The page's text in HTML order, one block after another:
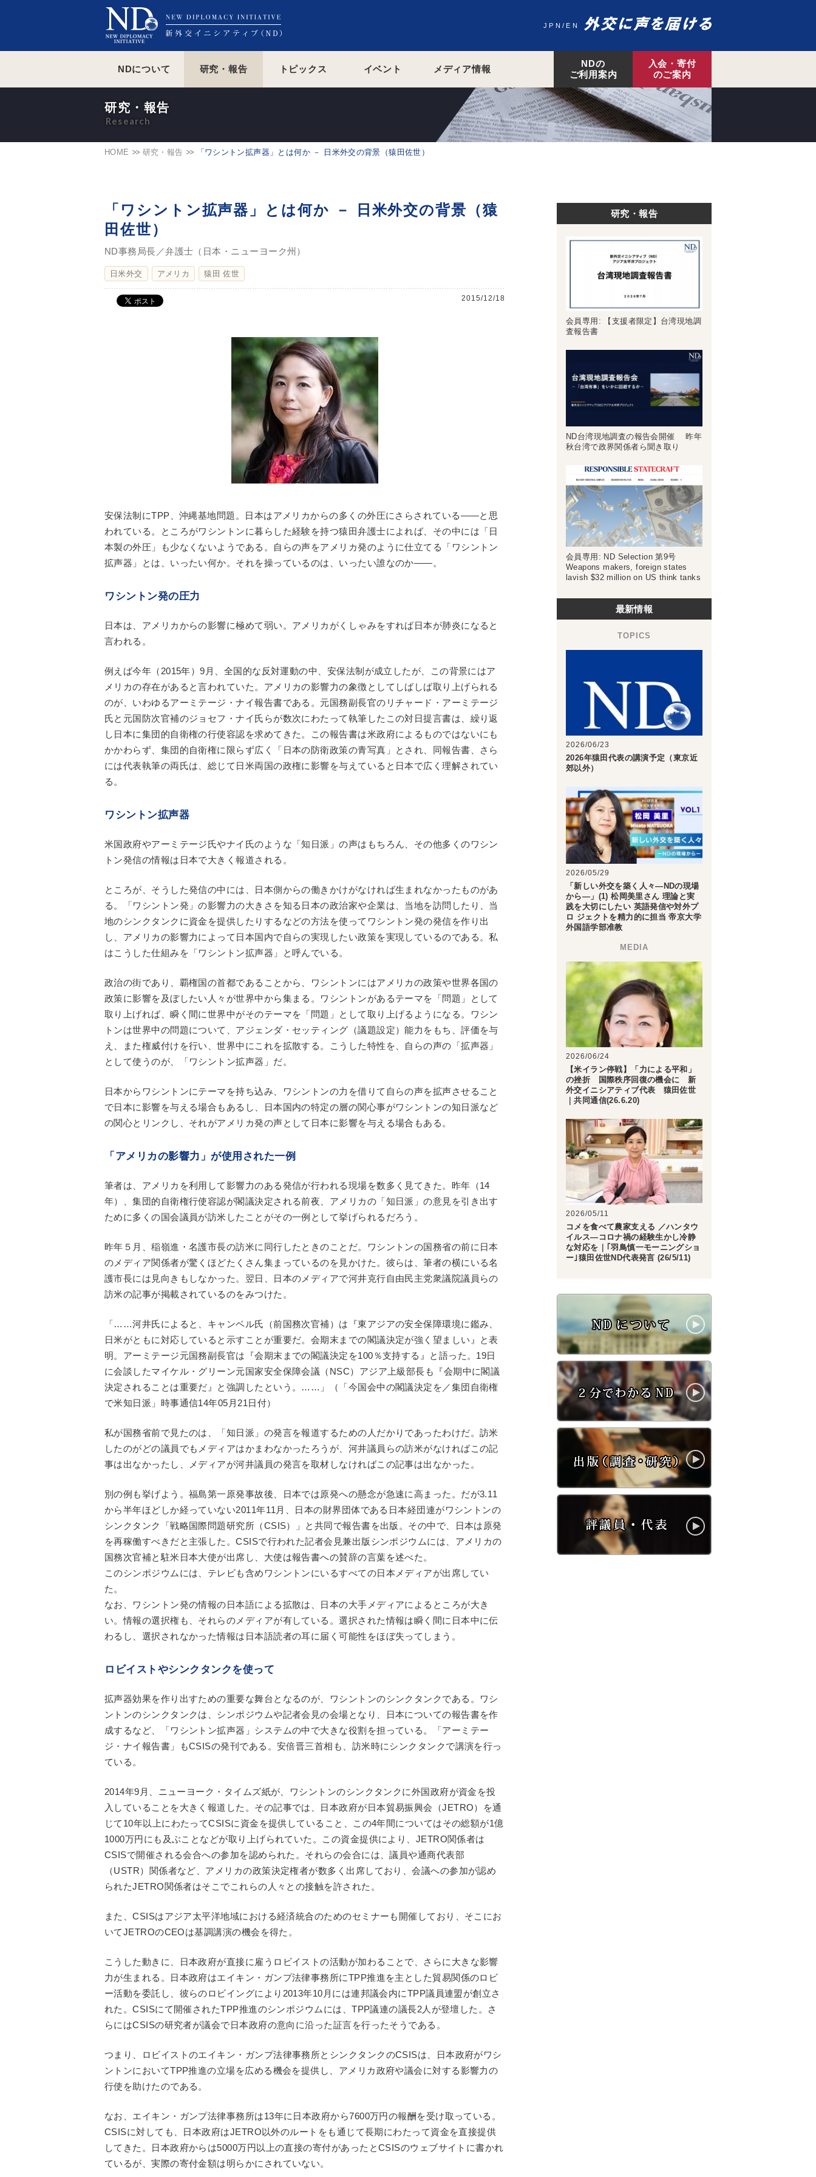
JPN EN
NDについて 研究・報告 トピックス イベント メディア情報
NDの
ご利用案内
入会・寄付
のご案内
HOME 研究・報告 「ワシントン拡声器」とは何か － 日米外交の背景（猿田佐世）
研究・報告
「ワシントン拡声器」とは何か － 日米外交の背景（猿
田佐世）
ND事務局長／弁護士（日本・ニューヨーク州）
日米外交 アメリカ 猿田 佐世
2015/12/18
安保法制にTPP、沖縄基地問題。日本はアメリカからの多くの外圧にさらされている――と思
われている。ところがワシントンに暮らした経験を持つ猿田弁護士によれば、その中には「日
本製の外圧」も少なくないようである。自らの声をアメリカ発のように仕立てる「ワシントン
拡声器」とは、いったい何か。それを操っているのは、いったい誰なのか――。
ワシントン発の圧力
日本は、アメリカからの影響に極めて弱い。アメリカがくしゃみをすれば日本が肺炎になると
言われる。
例えば今年（2015年）9月、全国的な反対運動の中、安保法制が成立したが、この背景にはア
メリカの存在があると言われていた。アメリカの影響力の象徴としてしばしば取り上げられる
のが、いわゆるアーミテージ・ナイ報告書である。元国務副長官のリチャード・アーミテージ
氏と元国防次官補のジョセフ・ナイ氏らが数次にわたって執筆したこの対日提言書は、繰り返
し日本に集団的自衛権の行使容認を求めてきた。この報告書は米政府によるものではないにも
かかわらず、集団的自衛権に限らず広く「日本の防衛政策の青写真」とされ、同報告書、さら
には代表執筆の両氏は、総じて日米両国の政権に影響を与えていると日本で広く理解されてい
る。
ワシントン拡声器
米国政府やアーミテージ氏やナイ氏のような「知日派」の声はもちろん、その他多くのワシン
トン発信の情報は日本で大きく報道される。
ところが、そうした発信の中には、日本側からの働きかけがなければ生まれなかったものがあ
る。「ワシントン発」の影響力の大きさを知る日本の政治家や企業は、当地を訪問したり、当
地のシンクタンクに資金を提供したりするなどの方法を使ってワシントン発の発信を作り出
し、アメリカの影響力によって日本国内で自らの実現したい政策を実現しているのである。私
はこうした仕組みを「ワシントン拡声器」と呼んでいる。
政治の街であり、覇権国の首都であることから、ワシントンにはアメリカの政策や世界各国の
政策に影響を及ぼしたい人々が世界中から集まる。ワシントンがあるテーマを「問題」として
取り上げれば、瞬く間に世界中がそのテーマを「問題」として取り上げるようになる。ワシン
トンは世界中の問題について、アジェンダ・セッティング（議題設定）能力をもち、評価を与
え、また権威付けを行い、世界中にこれを拡散する。こうした特性を、自らの声の「拡声器」
として使うのが、「ワシントン拡声器」だ。
日本からワシントンにテーマを持ち込み、ワシントンの力を借りて自らの声を拡声させること
で日本に影響を与える場合もあるし、日本国内の特定の層の関心事がワシントンの知日派など
の関心とリンクし、それがアメリカ発の声として日本に影響を与える場合もある。
「アメリカの影響力」が使用された一例
筆者は、アメリカを利用して影響力のある発信が行われる現場を数多く見てきた。昨年（14
年）、集団的自衛権行使容認が閣議決定される前夜、アメリカの「知日派」の意見を引き出す
ために多くの国会議員が訪米したことがその一例として挙げられるだろう。
昨年５月、稲嶺進・名護市長の訪米に同行したときのことだ。ワシントンの国務省の前に日本
のメディア関係者が驚くほどたくさん集まっているのを見かけた。彼らは、筆者の横にいる名
護市長には見向きもしなかった。翌日、日本のメディアで河井克行自由民主党衆議院議員らの
訪米の記事が掲載されているのをみつけた。
「……河井氏によると、キャンベル氏（前国務次官補）は『東アジアの安全保障環境に鑑み、
日米がともに対応していると示すことが重要だ。会期末までの閣議決定が強く望ましい』と表
明。アーミテージ元国務副長官は『会期末までの閣議決定を100％支持する』と語った。19日
に会談したマイケル・グリーン元国家安全保障会議（NSC）アジア上級部長も『会期中に閣議
決定されることは重要だ』と強調したという。……」（「今国会中の閣議決定を／集団自衛権
で米知日派」時事通信14年05月21日付）
私が国務省前で見たのは、「知日派」の発言を報道するための人だかりであったわけだ。訪米
したのがどの議員でもメディアはかまわなかったろうが、河井議員らの訪米がなければこの記
事は出なかったし、メディアが河井議員の発言を取材しなければこの記事は出なかった。
別の例も挙げよう。福島第一原発事故後、日本では原発への懸念が急速に高まった。だが3.11
から半年ほどしか経っていない2011年11月、日本の財界団体である日本経団連がワシントンの
シンクタンク「戦略国際問題研究所（CSIS）」と共同で報告書を出版。その中で、日本は原発
を再稼働すべきだと主張した。CSISで行われた記者会見兼出版シンポジウムには、アメリカの
国務次官補と駐米日本大使が出席し、大使は報告書への賛辞の言葉を述べた。
このシンポジウムには、テレビも含めワシントンにいるすべての日本メディアが出席してい
た。
なお、ワシントン発の情報の日本語による拡散は、日本の大手メディアによるところが大き
い。情報の選択権も、それらのメディアが有している。選択された情報は瞬く間に日本中に伝
わるし、選択されなかった情報は日本語読者の耳に届く可能性をほぼ失ってしまう。
ロビイストやシンクタンクを使って
拡声器効果を作り出すための重要な舞台となるのが、ワシントンのシンクタンクである。ワシ
ントンのシンクタンクは、シンポジウムや記者会見の会場となり、日本についての報告書を作
成するなど、「ワシントン拡声器」システムの中で大きな役割を担っている。「アーミテー
ジ・ナイ報告書」もCSISの発刊である。安倍晋三首相も、訪米時にシンクタンクで講演を行っ
ている。
2014年9月、ニューヨーク・タイムズ紙が、ワシントンのシンクタンクに外国政府が資金を投
入していることを大きく報道した。その記事では、日本政府が日本貿易振興会（JETRO）を通
じて10年以上にわたってCSISに資金を提供していること、この4年間についてはその総額が1億
1000万円にも及ぶことなどが取り上げられていた。この資金提供により、JETRO関係者は
CSISで開催される会合への参加を認められた。それらの会合には、議員や通商代表部
（USTR）関係者など、アメリカの政策決定権者が数多く出席しており、会議への参加が認め
られたJETRO関係者はそこでこれらの人々との接触を許された。
また、CSISはアジア太平洋地域における経済統合のためのセミナーも開催しており、そこにお
いてJETROのCEOは基調講演の機会を得た。
こうした動きに、日本政府が直接に雇うロビイストの活動が加わることで、さらに大きな影響
力が生まれる。日本政府はエイキン・ガンプ法律事務所にTPP推進を主とした貿易関係のロビ
ー活動を委託し、彼らのロビイングにより2013年10月には連邦議会内にTPP議員連盟が創立さ
れた。CSISにて開催されたTPP推進のシンポジウムには、TPP議連の議長2人が登壇した。さ
らにはCSISの研究者が議会で日本政府の意向に沿った証言を行ったそうである。
つまり、ロビイストのエイキン・ガンプ法律事務所とシンクタンクのCSISは、日本政府がワシ
ントンにおいてTPP推進の立場を広める機会を提供し、アメリカ政府や議会に対する影響力の
行使を助けたのである。
なお、エイキン・ガンプ法律事務所は13年に日本政府から7600万円の報酬を受け取っている。
CSISに対しても、日本政府はJETRO以外のルートをも通じて長期にわたって資金を直接提供
してきた。日本政府からは5000万円以上の直接の寄付があったとCSISのウェブサイトに書かれ
ているが、実際の寄付金額は明らかにされていない。
研究・報告
会員専用: 【支援者限定】台湾現地調
査報告書
ND台湾現地調査の報告会開催 昨年
秋台湾で政界関係者ら聞き取り
会員専用: ND Selection 第9号
Weapons makers, foreign states
lavish $32 million on US think tanks
最新情報
2026/06/23
2026年猿田代表の講演予定（東京近
郊以外）
2026/05/29
「新しい外交を築く人々―NDの現場
から―」(1) 松岡美里さん 理論と実
践を大切にしたい 英語発信や対外プ
ロ ジェクトを精力的に担当 帝京大学
外国語学部准教
2026/06/24
【米イラン停戦】「力による平和」
の挫折 国際秩序回復の機会に 新
外交イニシアティブ代表 猿田佐世
｜共同通信(26.6.20)
2026/05/11
コメを食べて農家支える ／ハンタウ
イルス―コロナ禍の経験生かし冷静
な対応を｜｢羽鳥慎一モーニングショ
ー｣猿田佐世ND代表発言 (26/5/11)